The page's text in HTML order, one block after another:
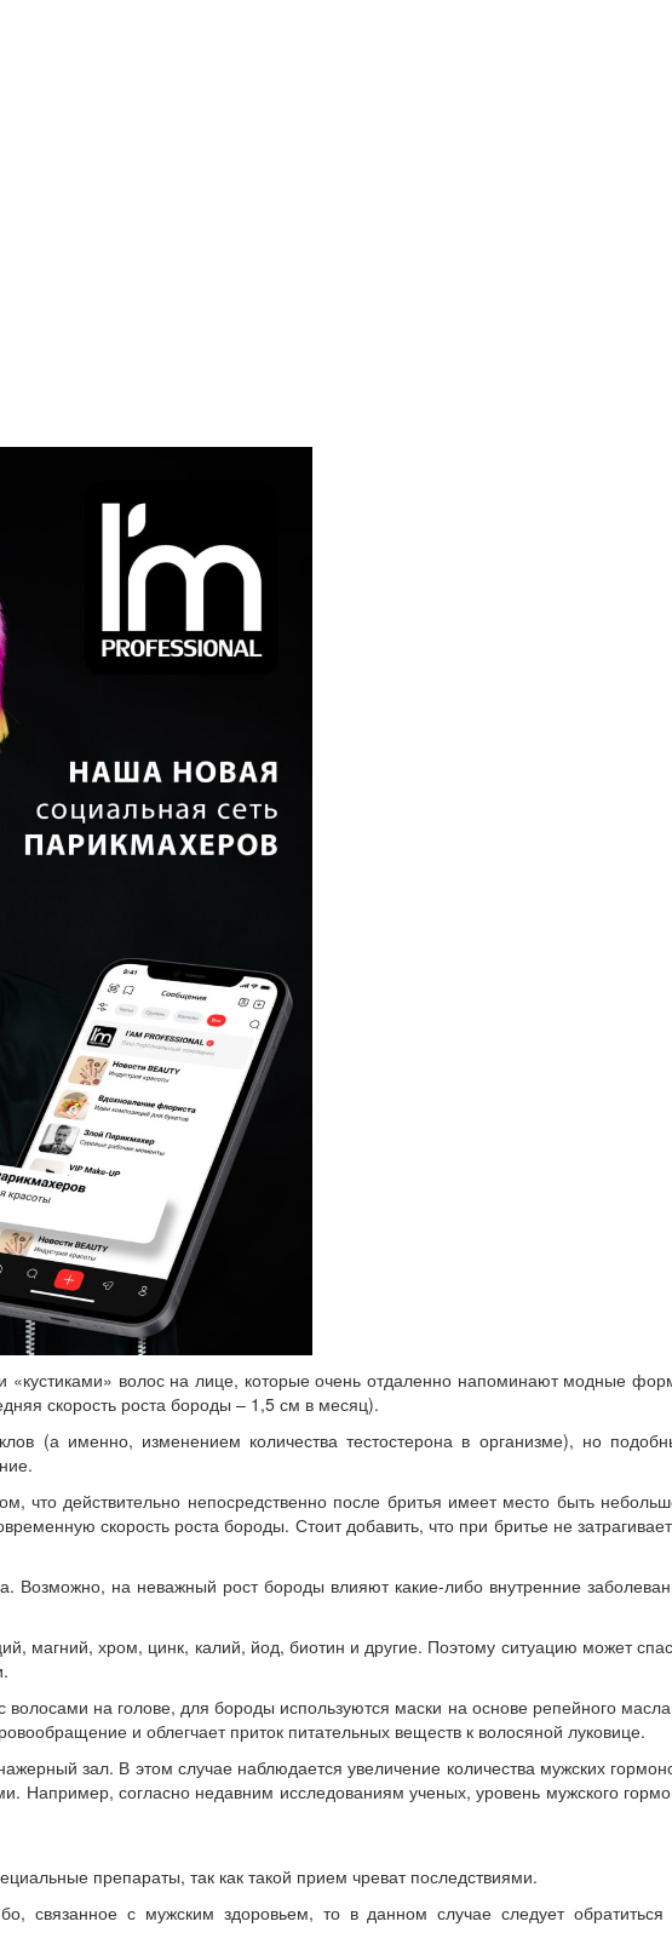
волос на лице, которые очень отдаленно напоминают модные
скорость роста бороды – 1,5 см в месяц).
(а именно, изменением количества тестостерона в организме), но
действительно непосредственно после бритья имеет место быть
скорость роста бороды. Стоит добавить, что при бритье не
Возможно, на неважный рост бороды влияют какие-либо внутренние
магний, хром, цинк, калий, йод, биотин и другие. Поэтому ситуацию может
на голове, для бороды используются маски на основе репейного
и облегчает приток питательных веществ к волосяной луковице.
зал. В этом случае наблюдается увеличение количества мужских
Например, согласно недавним исследованиям ученых, уровень мужского
препараты, так как такой прием чреват последствиями.
связанное с мужским здоровьем, то в данном случае следует обратиться